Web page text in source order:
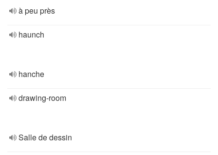
à peu près
haunch
hanche
drawing-room
Salle de dessin